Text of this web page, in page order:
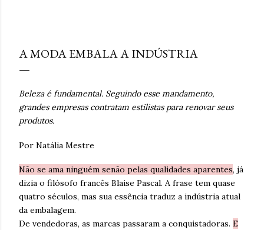
bem-estar, presença e conexão . Embora o nome “reset
globais. A Accenture , em Life Trends 2025 , descreve o
movimento de Social Rewilding , segundo o qual as
pessoas buscam mais profundidade, autenticidade e
riqueza sensorial nas experiências. Na pesquisa da
consultoria, 42% atribuíram sua experiência mais
A MODA EMBALA A INDÚSTRIA
Beleza é fundamental. Seguindo esse mandamento,
grandes empresas contratam estilistas para renovar seus
produtos.
Por Natália Mestre
Não se ama ninguém senão pelas qualidades aparentes, já
dizia o filósofo francês Blaise Pascal. A frase tem quase
quatro séculos, mas sua essência traduz a indústria atual
da embalagem.
De vendedoras, as marcas passaram a conquistadoras. E